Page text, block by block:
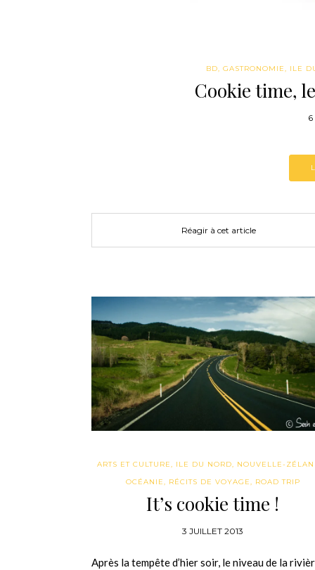
BD, GASTRONOMIE, ILE
Cookie time,
Réagir à cet article
ARTS ET CULTURE, ILE DU NORD, NOUVELLE-
OCÉANIE, RÉCITS DE VOYAGE, ROAD TRIP
It’s cookie time !
3 JUILLET 2013
Après la tempête d’hier soir, le niveau de la